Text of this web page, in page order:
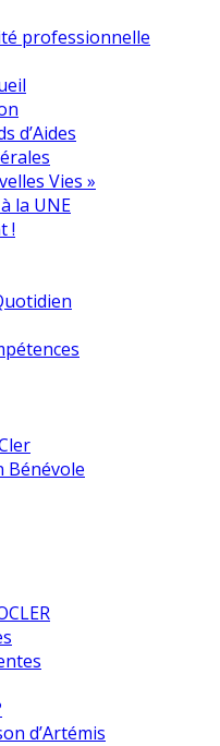
professionnelle
d’Aides
Vies »
la UNE
!
Bénévole
d’Artémis